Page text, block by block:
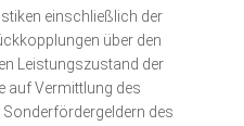
einschließlich der
über den
Leistungszustand der
auf Vermittlung des
des